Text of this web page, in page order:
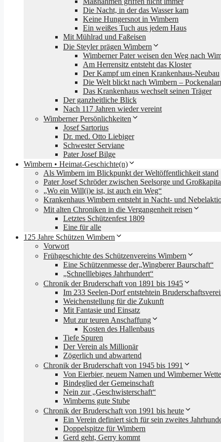
Die Nacht, in der das Wasser kam
Keine Hungersnot in Wimbern
Ein weißes Tuch aus jedem Haus
Mit Mühlrad und Faßeisen
Die Steyler prägen Wimbern
Wimberner Pater weisen den Weg nach
Am Herrensitz entsteht das Kloster
Der Kampf um einen Krankenhaus-Neubau
Die Welt blickt nach Wimbern –
Das Krankenhaus wechselt seinen Träger
Der ganzheitliche Blick
Nach 117 Jahren wieder vereint
Wimberner Persönlichkeiten
Josef Sartorius
Dr. med. Otto Liebiger
Schwester Serviane
Pater Josef Bilge
Wimbern • Heimat-Geschichte(n)
Als Wimbern im Blickpunkt der Weltöffentlichkeit stand
Pater Josef Schröder zwischen Seelsorge und
„Wo ein Will(i)e ist, ist auch ein Weg“
Krankenhaus Wimbern entsteht in Nacht- und
Mit alten Chroniken in die Vergangenheit reisen
Letztes Schützenfest 1809
Eine für alle
125 Jahre Schützen Wimbern
Vorwort
Frühgeschichte des Schützenvereins Wimbern
Eine Schützenmesse der„Wingberer Baurschaft“
„Schnelllebiges Jahrhundert“
Chronik der Bruderschaft von 1891 bis 1945
Im 233 Seelen-Dorf entstehtein
Weichenstellung für die Zukunft
Mit Fantasie und Einsatz
Mut zur teuren Anschaffung
Kosten des Hallenbaus
Tiefe Spuren
Der Verein als Millionär
Zögerlich und abwartend
Chronik der Bruderschaft von 1945 bis 1991
Von Eierbier, neuem Namen und Wimberner
Bindeglied der Gemeinschaft
Nein zur „Geschwisterschaft“
Wimberns gute Stube
Chronik der Bruderschaft von 1991 bis heute
Ein Verein definiert sich für sein zweites
Doppelspitze für Wimbern
Gerd geht, Gerry kommt